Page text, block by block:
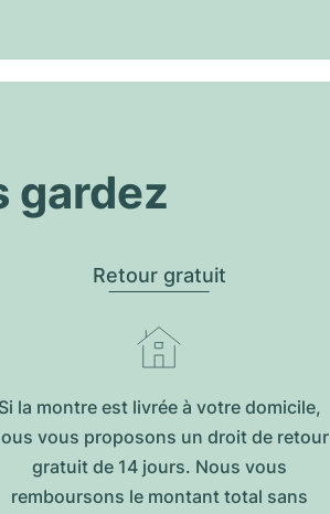
gardez
Retour gratuit
la montre est livrée à votre domicile,
vous proposons un droit de retour
gratuit de 14 jours. Nous vous
remboursons le montant total sans